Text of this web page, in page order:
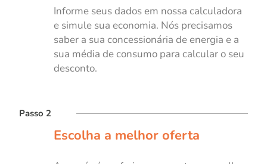
Informe seus dados em nossa calculadora
e simule sua economia. Nós precisamos
saber a sua concessionária de energia e a
sua média de consumo para calcular o seu
desconto.
Passo 2
Escolha a melhor oferta